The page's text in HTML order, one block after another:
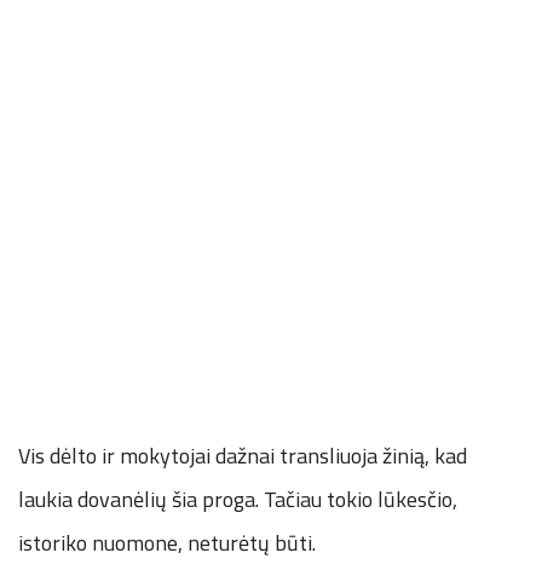
Vis dėlto ir mokytojai dažnai transliuoja žinią, kad
laukia dovanėlių šia proga. Tačiau tokio lūkesčio,
istoriko nuomone, neturėtų būti.